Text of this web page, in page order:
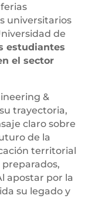
universitarios
de
estudiantes
el sector
&
trayectoria,
claro sobre
de la
territorial
apostar por la
su legado y